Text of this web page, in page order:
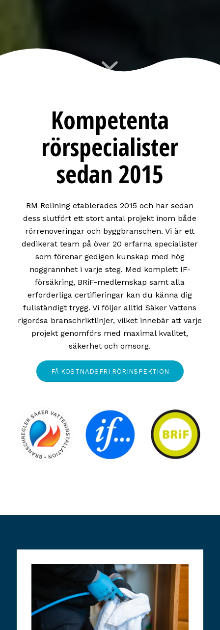
Kompetenta
rörspecialister
sedan 2015
RM Relining etablerades 2015 och har sedan
dess slutfört ett stort antal projekt inom både
rörrenoveringar och byggbranschen. Vi är ett
dedikerat team på över 20 erfarna specialister
som förenar gedigen kunskap med hög
noggrannhet i varje steg. Med komplett IF-
försäkring, BRiF-medlemskap samt alla
erforderliga certifieringar kan du känna dig
fullständigt trygg. Vi följer alltid Säker Vattens
rigorösa branschriktlinjer, vilket innebär att varje
projekt genomförs med maximal kvalitet,
säkerhet och omsorg.
FÅ KOSTNADSFRI RÖRINSPEKTION